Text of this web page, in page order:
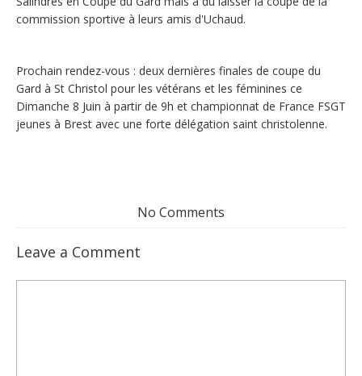
commission sportive à leurs amis d'Uchaud.
Prochain rendez-vous : deux dernières finales de coupe du
Gard à St Christol pour les vétérans et les féminines ce
Dimanche 8 Juin à partir de 9h et championnat de France FSGT
jeunes à Brest avec une forte délégation saint christolenne.
No Comments
Leave a Comment